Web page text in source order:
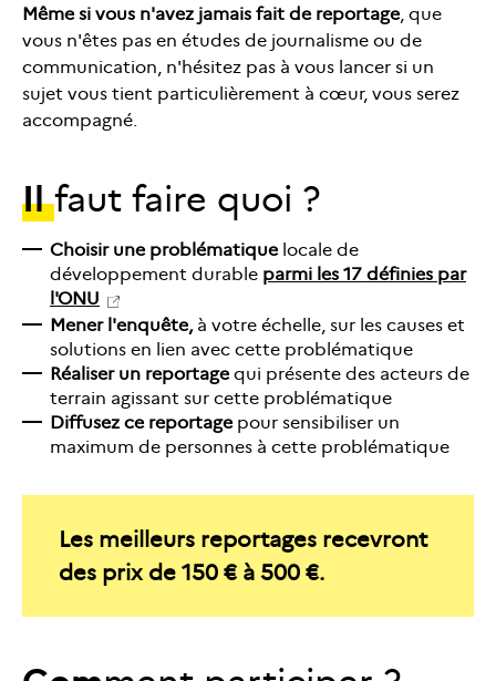
Même si vous n'avez jamais fait de reportage, que
vous n'êtes pas en études de journalisme ou de
communication, n'hésitez pas à vous lancer si un
sujet vous tient particulièrement à cœur, vous serez
accompagné.
Ilfaut faire quoi ?
Choisir une problématiquelocale de
développement durable parmi les 17 définies par
l'ONU
Mener l'enquête,à votre échelle, sur les causes et
solutions en lien avec cette problématique
Réaliser un reportagequi présente des acteurs de
terrain agissant sur cette problématique
Diffusez ce reportagepour sensibiliser un
maximum de personnes à cette problématique
Les meilleurs reportages recevront
des prix de 150 € à 500 €.